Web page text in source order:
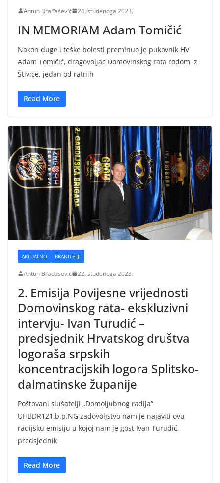
Antun Brađašević 24. studenoga 2023.
IN MEMORIAM Adam Tomičić
Nakon duge i teške bolesti preminuo je pukovnik HV
Adam Tomičić, dragovoljac Domovinskog rata rodom iz
Štivice, jedan od ratnih
Read More
AKTUALNO BRANITELJI
Antun Brađašević 22. studenoga 2023.
2. Emisija Povijesne vrijednosti
Domovinskog rata- ekskluzivni
intervju- Ivan Turudić –
predsjednik Hrvatskog društva
logoraša srpskih
koncentracijskih logora Splitsko-
dalmatinske županije
Poštovani slušatelji „Domoljubnog radija“
UHBDR121.b.p.NG zadovoljstvo nam je najaviti ovu
radijsku emisiju u kojoj nam je gost Ivan Turudić,
predsjednik
Read More